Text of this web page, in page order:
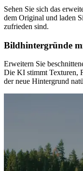
Sehen Sie sich das
dem Original und laden
zufrieden sind.
Bildhintergründe
Erweitern Sie
Die KI stimmt Texturen,
der neue Hintergrund